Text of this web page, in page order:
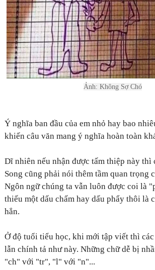
Ảnh: Không Sợ Chó
Ý nghĩa ban đầu của em nhỏ hay bao
khiến câu văn mang ý nghĩa hoàn toàn
Dĩ nhiên nếu nhận được tấm thiệp này
Song cũng phải nói thêm tầm quan
Ngôn ngữ chúng ta vẫn luôn được coi là
thiếu một dấu chấm hay dấu phẩy thôi là
hẳn.
Ở độ tuổi tiểu học, khi mới tập viết thì
lẫn chính tả như này. Những chữ dễ bị
"ch" với "tr", "l" với "n"...